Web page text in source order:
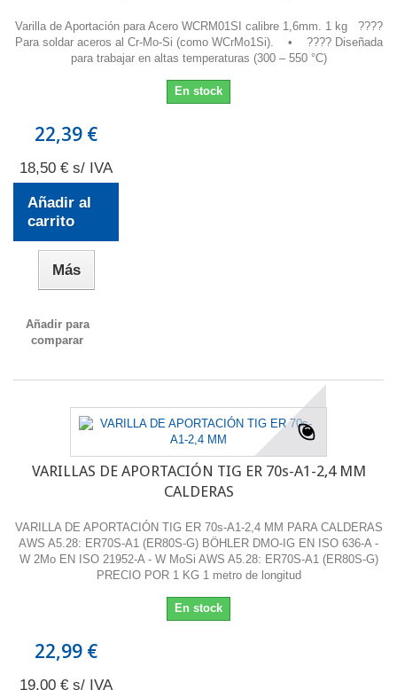
Varilla de Aportación para Acero WCRM01SI calibre 1,6mm. 1 kg ????
Para soldar aceros al Cr-Mo-Si (como WCrMo1Si). • ???? Diseñada
para trabajar en altas temperaturas (300 – 550 °C)
En stock
22,39 €
18,50 € s/ IVA
Añadir al
carrito
Más
Añadir para
comparar
VARILLAS DE APORTACIÓN TIG ER 70s-A1-2,4 MM
CALDERAS
VARILLA DE APORTACIÓN TIG ER 70s-A1-2,4 MM PARA CALDERAS
AWS A5.28: ER70S-A1 (ER80S-G) BÖHLER DMO-IG EN ISO 636-A -
W 2Mo EN ISO 21952-A - W MoSi AWS A5.28: ER70S-A1 (ER80S-G)
PRECIO POR 1 KG 1 metro de longitud
En stock
22,99 €
19,00 € s/ IVA